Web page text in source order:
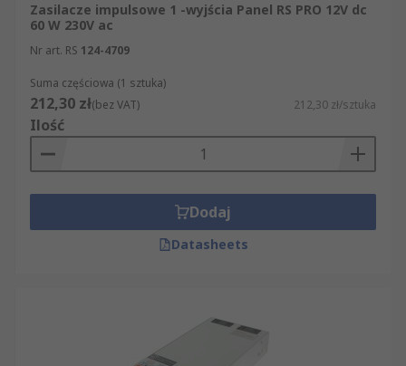
Zasilacze impulsowe 1 -wyjścia Panel RS PRO 12V dc
60 W 230V ac
Nr art. RS 124-4709
Suma częściowa (1 sztuka)
212,30 zł(bez VAT) 212,30 zł/sztuka
Ilość
Dodaj
Datasheets